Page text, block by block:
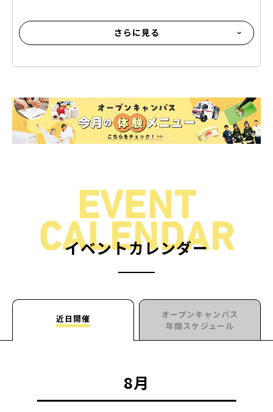
さらに見る
EVENT
CALENDAR
イベントカレンダー
近日開催
オープンキャンパス
年間スケジュール
8月